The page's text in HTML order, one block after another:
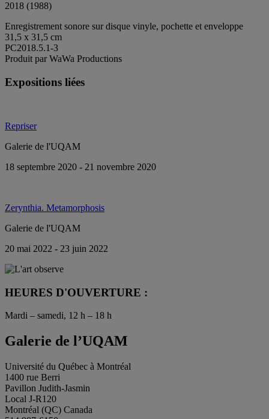
2018 (1988)
Enregistrement sonore sur disque vinyle, pochette et enveloppe
31,5 x 31,5 cm
PC2018.5.1-3
Produit par WaWa Productions
Expositions liées
Repriser
Galerie de l'UQAM
18 septembre 2020 - 21 novembre 2020
Zerynthia. Metamorphosis
Galerie de l'UQAM
20 mai 2022 - 23 juin 2022
HEURES D'OUVERTURE :
Mardi – samedi, 12 h – 18 h
Galerie de l’UQAM
Université du Québec à Montréal
1400 rue Berri
Pavillon Judith-Jasmin
Local J-R120
Montréal (QC) Canada